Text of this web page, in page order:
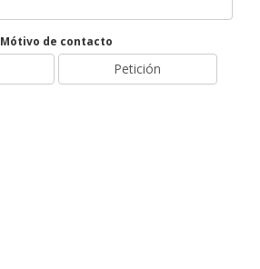
Mótivo de contacto
Petición